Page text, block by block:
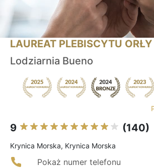
LAUREAT PLEBISCYTU ORŁY
Lodziarnia Bueno
9 (140)
Krynica Morska, Krynica Morska
Pokaż numer telefonu